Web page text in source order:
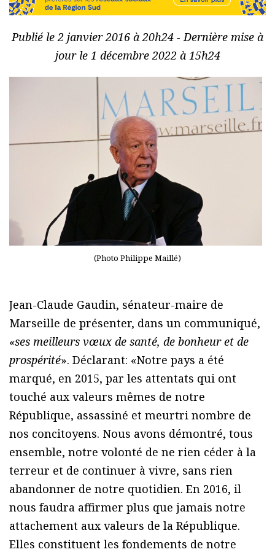
Publié le 2 janvier 2016 à 20h24 - Dernière mise à
jour le 1 décembre 2022 à 15h24
(Photo Philippe Maillé)
Jean-Claude Gaudin, sénateur-maire de
Marseille de présenter, dans un communiqué,
«ses meilleurs vœux de santé, de bonheur et de
prospérité». Déclarant: «Notre pays a été
marqué, en 2015, par les attentats qui ont
touché aux valeurs mêmes de notre
République, assassiné et meurtri nombre de
nos concitoyens. Nous avons démontré, tous
ensemble, notre volonté de ne rien céder à la
terreur et de continuer à vivre, sans rien
abandonner de notre quotidien. En 2016, il
nous faudra affirmer plus que jamais notre
attachement aux valeurs de la République.
Elles constituent les fondements de notre